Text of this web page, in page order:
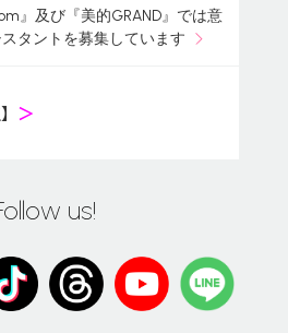
』及び『美的GRAND』では意
タントを募集しています
＞
us!